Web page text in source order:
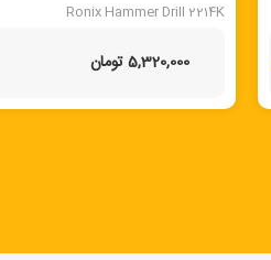
Ronix Hammer Drill 2214K
5,320,000 تومان